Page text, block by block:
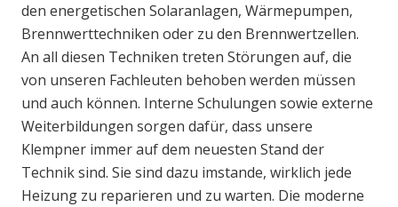
den energetischen Solaranlagen, Wärmepumpen,
Brennwerttechniken oder zu den Brennwertzellen.
An all diesen Techniken treten Störungen auf, die
von unseren Fachleuten behoben werden müssen
und auch können. Interne Schulungen sowie externe
Weiterbildungen sorgen dafür, dass unsere
Klempner immer auf dem neuesten Stand der
Technik sind. Sie sind dazu imstande, wirklich jede
Heizung zu reparieren und zu warten. Die moderne